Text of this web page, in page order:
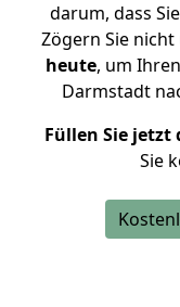
darum, dass
Zögern Sie nicht
heute, um
Darmstadt
Füllen Sie jetzt
Sie